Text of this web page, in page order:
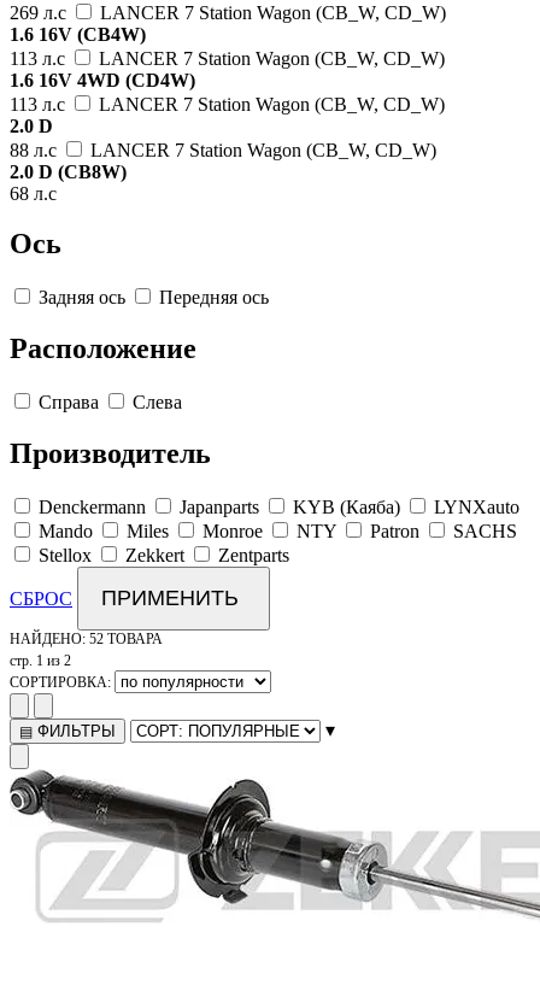
269 л.с
LANCER 7 Station Wagon (CB_W, CD_W)
1.6 16V (CB4W)
113 л.с
LANCER 7 Station Wagon (CB_W, CD_W)
1.6 16V 4WD (CD4W)
113 л.с
LANCER 7 Station Wagon (CB_W, CD_W)
2.0 D
88 л.с
LANCER 7 Station Wagon (CB_W, CD_W)
2.0 D (CB8W)
68 л.с
Ось
Задняя ось Передняя ось
Расположение
Справа Слева
Производитель
Denckermann Japanparts KYB (Каяба)
LYNXauto
Mando
Miles Monroe NTY Patron
SACHS
Stellox
Zekkert Zentparts
СБРОС ПРИМЕНИТЬ
НАЙДЕНО: 52 ТОВАРА
стр. 1 из 2
СОРТИРОВКА:
▤ ФИЛЬТРЫ ▾